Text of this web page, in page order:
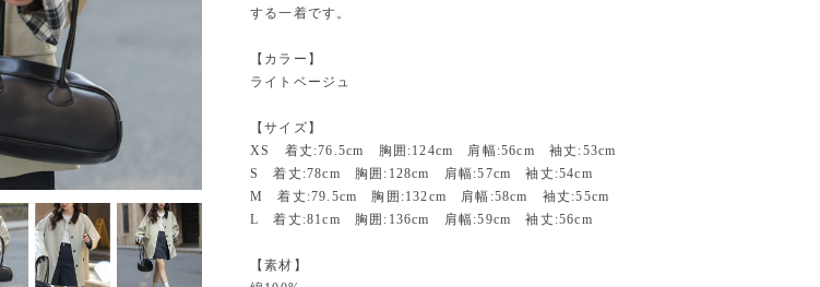
する一着です。
【カラー】
ライトベージュ
【サイズ】
XS 着丈:76.5cm 胸囲:124cm 肩幅:56cm 袖丈:53cm
S 着丈:78cm 胸囲:128cm 肩幅:57cm 袖丈:54cm
M 着丈:79.5cm 胸囲:132cm 肩幅:58cm 袖丈:55cm
L 着丈:81cm 胸囲:136cm 肩幅:59cm 袖丈:56cm
【素材】